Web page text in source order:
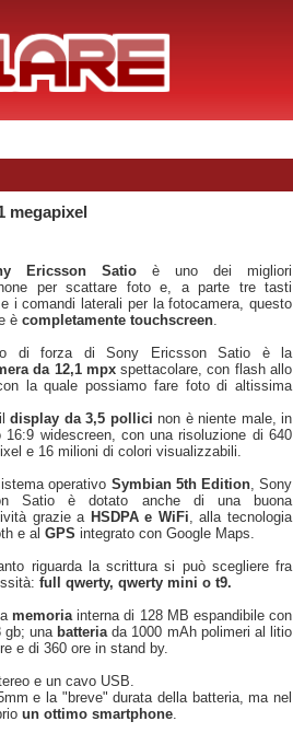
megapixel
Ericsson Satio è uno dei migliori
per scattare foto e, a parte tre tasti
i comandi laterali per la fotocamera, questo
è completamente touchscreen
di forza di Sony Ericsson Satio è la
da 12,1 mpxspettacolare, con flash allo
la quale possiamo fare foto di altissima
display da 3,5 pollici non è niente male, in
16:9 widescreen, con una risoluzione di 640
e 16 milioni di colori visualizzabili.
operativo Symbian 5th Edition, Sony
Satio è dotato anche di una buona
grazie a HSDPA e WiFi , alla tecnologia
e al GPS integrato con Google Maps.
riguarda la scrittura si può scegliere fra
full qwerty, qwerty mini o t9.
memoria interna di 128 MB espandibile con
gb; una batteria da 1000 mAh polimeri al litio
e di 360 ore in stand by.
e un cavo USB.
e la "breve" durata della batteria, ma nel
un ottimo smartphone